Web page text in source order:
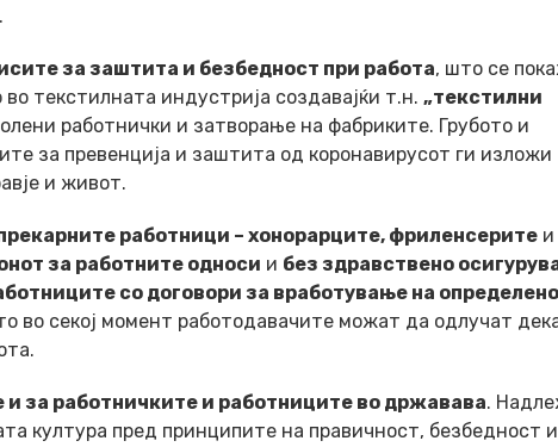
за заштита и безбедност при работа, што се
текстилната индустрија создавајќи т.н. „текстилни
работнички и затворање на фабриките. Грубото и
за превенција и заштита од коронавирусот ги изложи
и живот.
работници – хонорарците, фриленсерите и
за работните односи и без здравствено
со договори за вработување на определено
во секој момент работодавачите можат да одлучат
и за работничките и работниците во државава.
култура пред принципите на правичност, безбедност и